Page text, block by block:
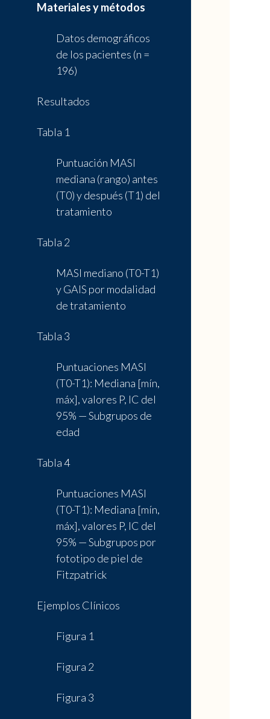
Materiales y métodos
Datos demográficos
de los pacientes (n =
196)
Resultados
Tabla 1
Puntuación MASI
mediana (rango) antes
(T0) y después (T1) del
tratamiento
Tabla 2
MASI mediano (T0-T1)
y GAIS por modalidad
de tratamiento
Tabla 3
Puntuaciones MASI
(T0-T1): Mediana [mín,
máx], valores P, IC del
95% — Subgrupos de
edad
Tabla 4
Puntuaciones MASI
(T0-T1): Mediana [mín,
máx], valores P, IC del
95% — Subgrupos por
fototipo de piel de
Fitzpatrick
Ejemplos Clínicos
Figura 1
Figura 2
Figura 3